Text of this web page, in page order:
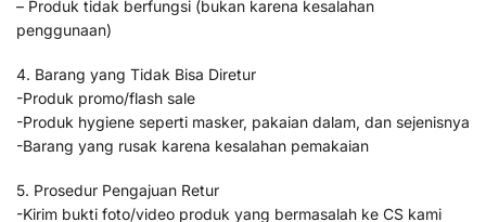
– Produk tidak berfungsi (bukan karena kesalahan
penggunaan)
4. Barang yang Tidak Bisa Diretur
-Produk promo/flash sale
-Produk hygiene seperti masker, pakaian dalam, dan sejenisnya
-Barang yang rusak karena kesalahan pemakaian
5. Prosedur Pengajuan Retur
-Kirim bukti foto/video produk yang bermasalah ke CS kami